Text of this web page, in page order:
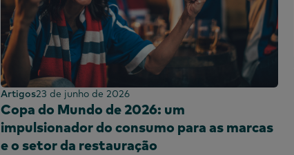
Artigos23 de junho de 2026
Copa do Mundo de 2026: um
impulsionador do consumo para as marcas
e o setor da restauração